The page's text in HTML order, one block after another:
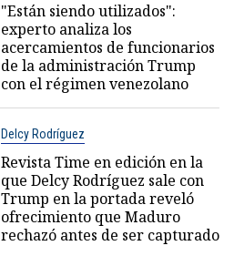
"Están siendo utilizados":
experto analiza los
acercamientos de funcionarios
de la administración Trump
con el régimen venezolano
Delcy Rodríguez
Revista Time en edición en la
que Delcy Rodríguez sale con
Trump en la portada reveló
ofrecimiento que Maduro
rechazó antes de ser capturado